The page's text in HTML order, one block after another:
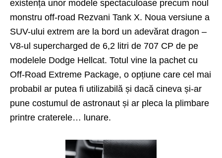
existența unor modele spectaculoase precum noul
monstru off-road Rezvani Tank X. Noua versiune a
SUV-ului extrem are la bord un adevărat dragon –
V8-ul supercharged de 6,2 litri de 707 CP de pe
modelele Dodge Hellcat. Totul vine la pachet cu
Off-Road Extreme Package, o opțiune care cel mai
probabil ar putea fi utilizabilă și dacă cineva și-ar
pune costumul de astronaut și ar pleca la plimbare
printre craterele… lunare.